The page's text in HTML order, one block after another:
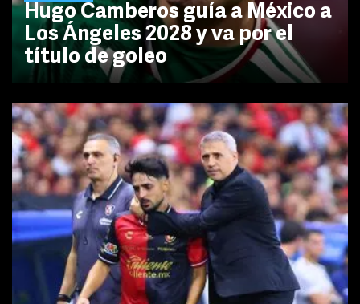
Hugo Camberos guía a México a
Los Ángeles 2028 y va por el
título de goleo